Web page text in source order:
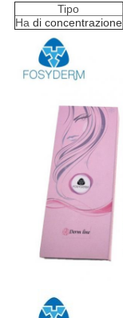
Tipo
Ha di concentrazione